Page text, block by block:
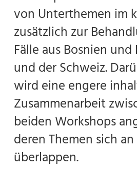
von Unterthemen im
zusätzlich zur
Fälle aus Bosnien
und der Schweiz.
wird eine engere
Zusammenarbeit
beiden Workshops
deren Themen sich
überlappen.